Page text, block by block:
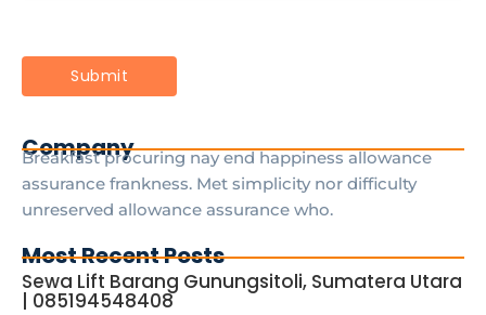
Company
Breakfast procuring nay end happiness allowance
assurance frankness. Met simplicity nor difficulty
unreserved allowance assurance who.
Most Recent Posts
Sewa Lift Barang Gunungsitoli, Sumatera Utara
| 085194548408